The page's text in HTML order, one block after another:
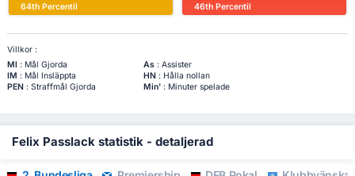
64th Percentil
46th Percentil
Villkor :
Ml : Mål Gjorda As: Assister
IM : Mål Insläppta HN: Hålla nollan
PEN: Straffmål Gjorda Min': Minuter spelade
Felix Passlack statistik - detaljerad